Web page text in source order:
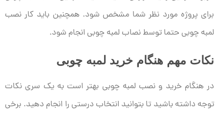
برای پروژه مورد نظر شما مشخص شود. همچنین باید کار نصب
لمبه چوبی حتما توسط نصاب لمبه چوبی انجام شود.
نکات مهم هنگام خرید لمبه چوبی
در هنگام خرید و نصب لمبه چوبی بهتر است به یک سری نکات
توجه داشته باشید تا بتوانید انتخاب درستی را انجام دهید. برخی